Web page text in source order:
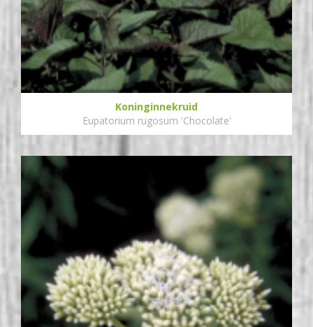
Koninginnekruid
Eupatorium rugosum 'Chocolate'